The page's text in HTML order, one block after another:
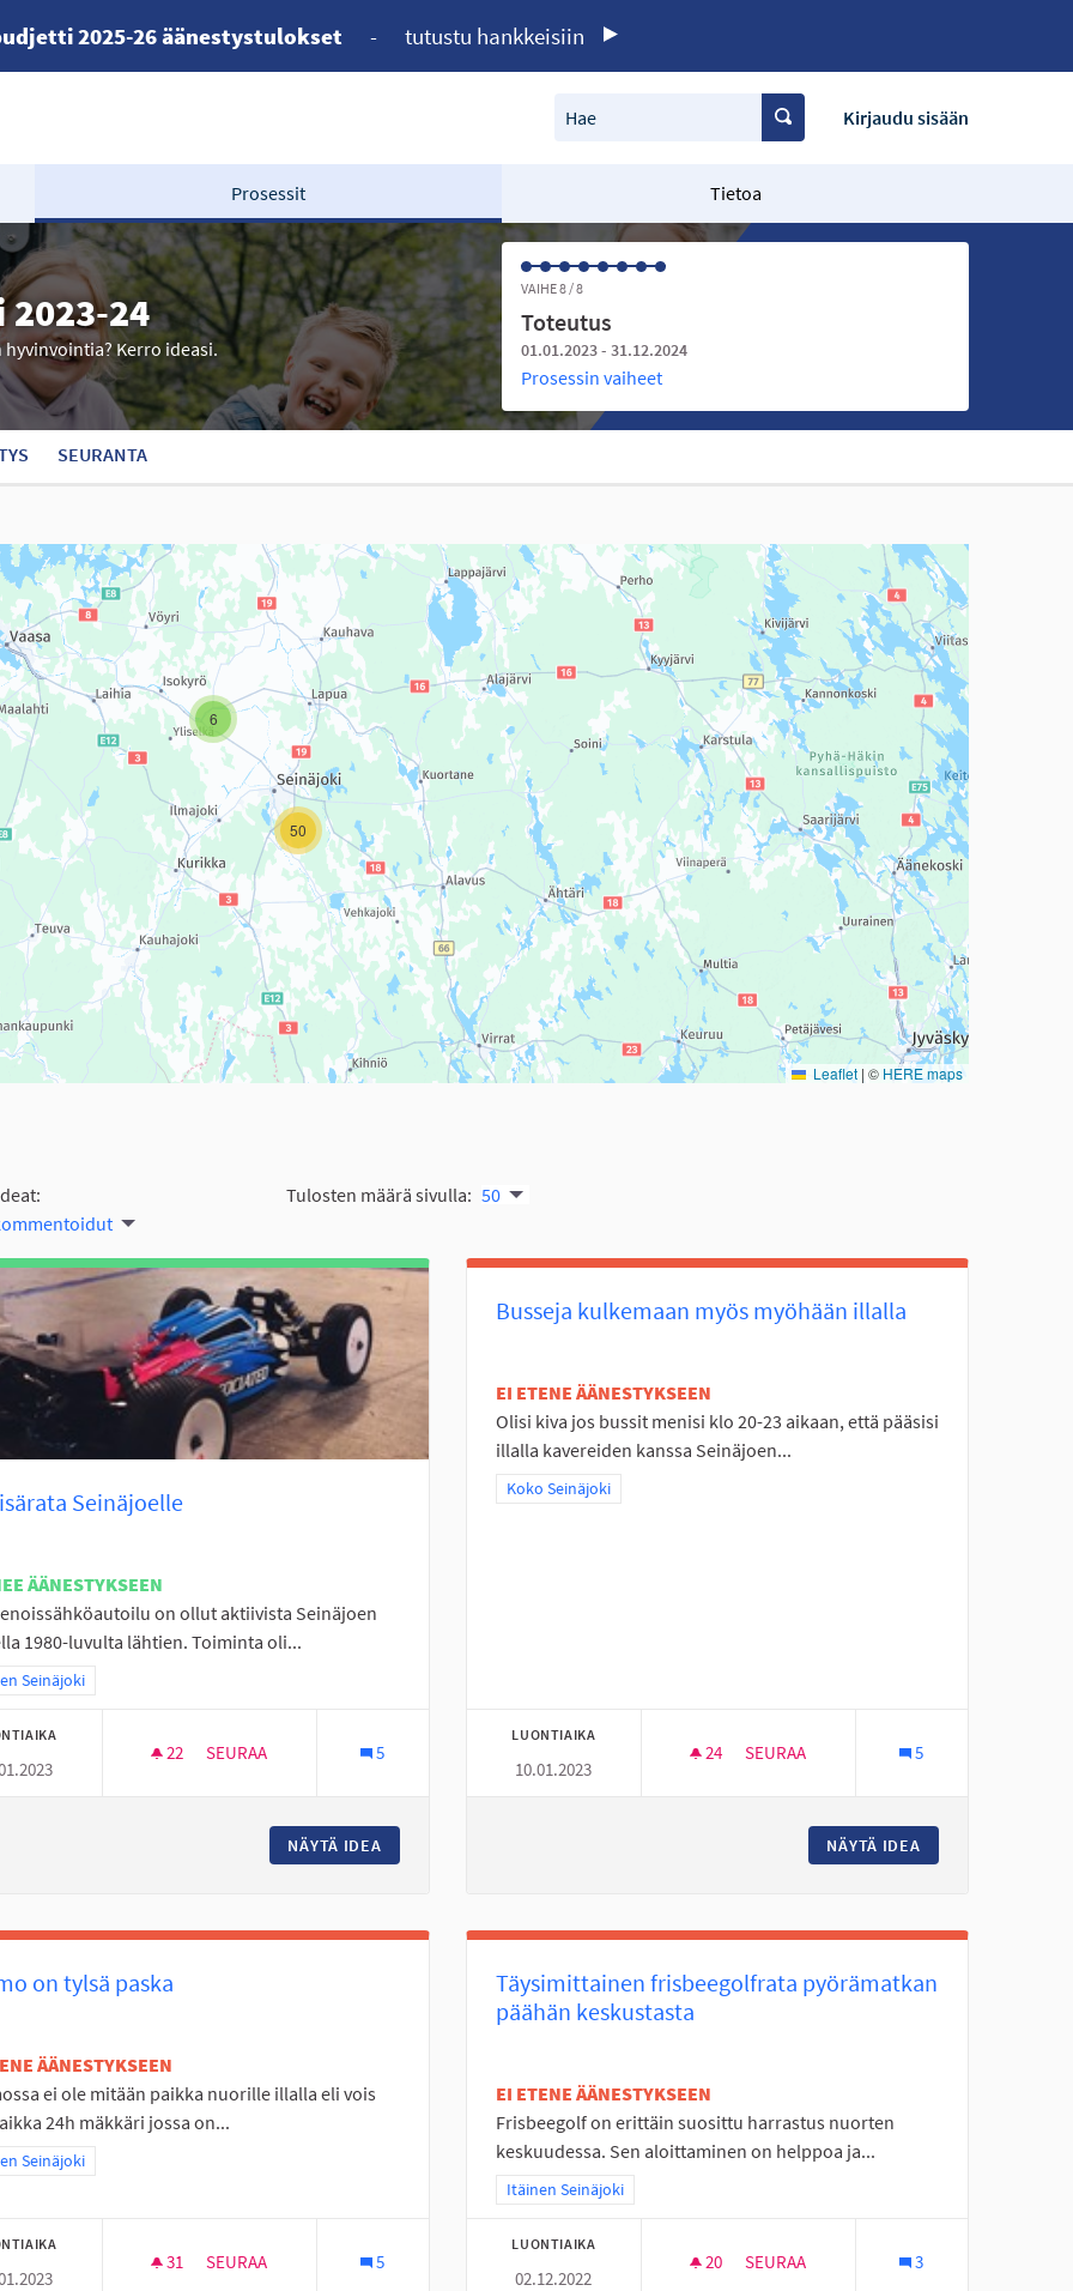
2025-26 äänestystulokset - tutustu hankkeisiin
Hae Kirjaudu sisään
Prosessit Tietoa
24
Kerro ideasi.
VAIHE 8 / 8
Toteutus
01.01.2023 - 31.12.2024
Prosessin vaiheet
SEURANTA
sivun tietueet karttapisteinä. Elementtiä voi käyttää ruudunlukijalla, mutta se voi olla vaikeaselkoinen.
6
50
Leaflet | © HERE maps
Tulosten määrä sivulla: 50
Seinäjoelle
ÄÄNESTYKSEEN
on ollut aktiivista Seinäjoen
1980-luvulta lähtien. Toiminta oli...
tulokset teeman mukaan: Itäinen Seinäjoki
Seinäjoki
22 22 SEURAAJAA
SEURAA 5
NÄYTÄ IDEA
Busseja kulkemaan myös myöhään illalla
EI ETENE ÄÄNESTYKSEEN
Olisi kiva jos bussit menisi klo 20-23 aikaan, että pääsisi
illalla kavereiden kanssa Seinäjoen...
Rajaa tulokset teeman mukaan: Koko Seinäjoki
Koko Seinäjoki
LUONTIAIKA
10.01.2023
24 24 SEURAAJAA
SEURAA 5
NÄYTÄ IDEA
on tylsä paska
ÄÄNESTYKSEEN
ei ole mitään paikka nuorille illalla eli vois
24h mäkkäri jossa on...
tulokset teeman mukaan: Itäinen Seinäjoki
Seinäjoki
31 31 SEURAAJAA
SEURAA 5
Täysimittainen frisbeegolfrata pyörämatkan
päähän keskustasta
EI ETENE ÄÄNESTYKSEEN
Frisbeegolf on erittäin suosittu harrastus nuorten
keskuudessa. Sen aloittaminen on helppoa ja...
Rajaa tulokset teeman mukaan: Itäinen Seinäjoki
Itäinen Seinäjoki
LUONTIAIKA
02.12.2022
20 20 SEURAAJAA
SEURAA 3